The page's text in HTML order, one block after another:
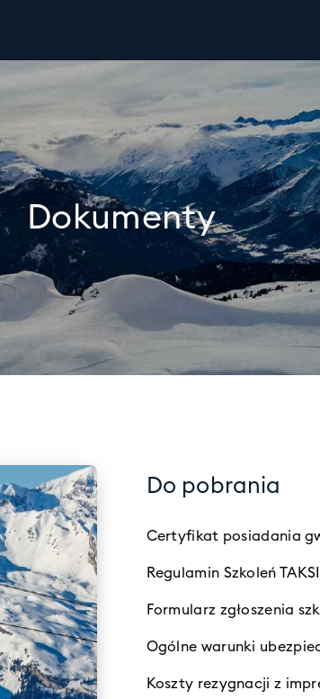
Dokumenty
Do pobrania
Certyfikat posiadania
Regulamin Szkoleń
Formularz zgłoszenia
Ogólne warunki
Koszty rezygnacji z